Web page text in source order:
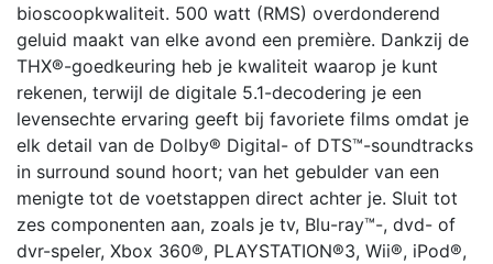
bioscoopkwaliteit. 500 watt (RMS) overdonderend
geluid maakt van elke avond een première. Dankzij de
THX®-goedkeuring heb je kwaliteit waarop je kunt
rekenen, terwijl de digitale 5.1-decodering je een
levensechte ervaring geeft bij favoriete films omdat je
elk detail van de Dolby® Digital- of DTS™-soundtracks
in surround sound hoort; van het gebulder van een
menigte tot de voetstappen direct achter je. Sluit tot
zes componenten aan, zoals je tv, Blu-ray™-, dvd- of
dvr-speler, Xbox 360®, PLAYSTATION®3, Wii®, iPod®,